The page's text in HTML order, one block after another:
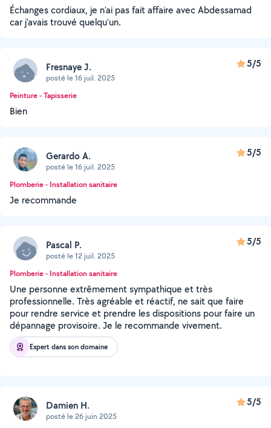
Échanges cordiaux, je n'ai pas fait affaire avec Abdessamad
car j'avais trouvé quelqu'un.
Fresnaye J.
posté le 16 juil. 2025
5/5
Peinture - Tapisserie
Bien
Gerardo A.
posté le 16 juil. 2025
5/5
Plomberie - Installation sanitaire
Je recommande
Pascal P.
posté le 12 juil. 2025
5/5
Plomberie - Installation sanitaire
Une personne extrêmement sympathique et très
professionnelle. Très agréable et réactif, ne sait que faire
pour rendre service et prendre les dispositions pour faire un
dépannage provisoire. Je le recommande vivement.
Expert dans son domaine
Damien H.
posté le 26 juin 2025
5/5